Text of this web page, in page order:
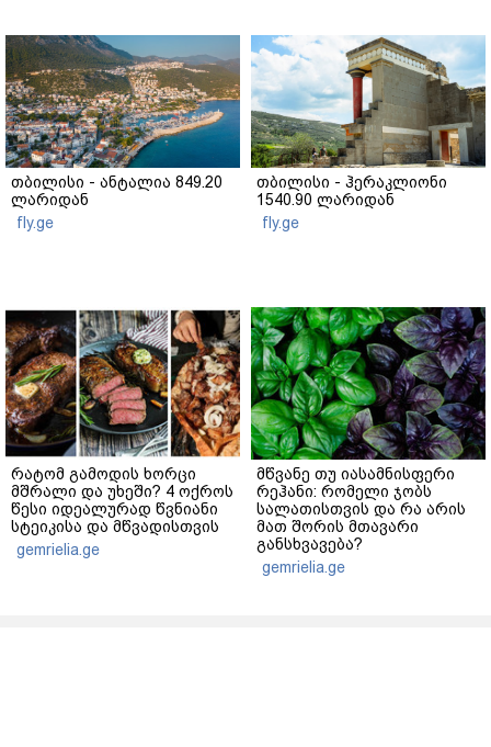
თბილისი - ანტალია 849.20
ლარიდან
fly.ge
თბილისი - ჰერაკლიონი
1540.90 ლარიდან
fly.ge
რატომ გამოდის ხორცი
მშრალი და უხეში? 4 ოქროს
წესი იდეალურად წვნიანი
სტეიკისა და მწვადისთვის
gemrielia.ge
მწვანე თუ იასამნისფერი
რეჰანი: რომელი ჯობს
სალათისთვის და რა არის
მათ შორის მთავარი
განსხვავება?
gemrielia.ge